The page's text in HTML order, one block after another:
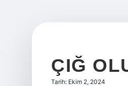
ÇIĞ
Tarih: Ekim 2, 2024